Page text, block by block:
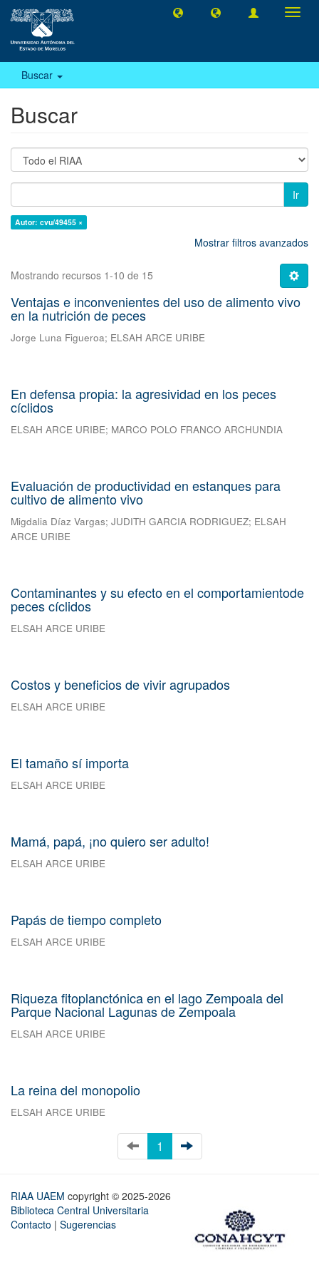
Buscar
Buscar
Ir
Autor: cvu/49455 ×
Mostrar filtros avanzados
Mostrando recursos 1-10 de 15
Ventajas e inconvenientes del uso de alimento vivo
en la nutrición de peces
Jorge Luna Figueroa; ELSAH ARCE URIBE
En defensa propia: la agresividad en los peces
cíclidos
ELSAH ARCE URIBE; MARCO POLO FRANCO ARCHUNDIA
Evaluación de productividad en estanques para
cultivo de alimento vivo
Migdalia Díaz Vargas; JUDITH GARCIA RODRIGUEZ; ELSAH
ARCE URIBE
Contaminantes y su efecto en el comportamientode
peces cíclidos
ELSAH ARCE URIBE
Costos y beneficios de vivir agrupados
ELSAH ARCE URIBE
El tamaño sí importa
ELSAH ARCE URIBE
Mamá, papá, ¡no quiero ser adulto!
ELSAH ARCE URIBE
Papás de tiempo completo
ELSAH ARCE URIBE
Riqueza fitoplanctónica en el lago Zempoala del
Parque Nacional Lagunas de Zempoala
ELSAH ARCE URIBE
La reina del monopolio
ELSAH ARCE URIBE
1
RIAA UAEM copyright © 2025-2026
Biblioteca Central Universitaria
Contacto | Sugerencias